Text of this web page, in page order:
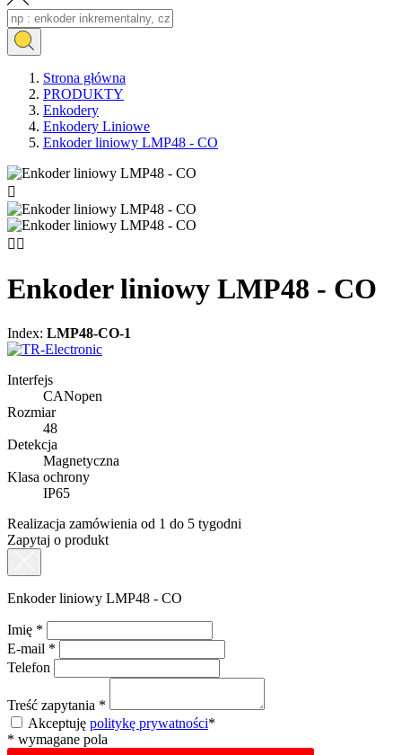
Strona główna
PRODUKTY
Enkodery
Enkodery Liniowe
Enkoder liniowy LMP48 - CO

 
Enkoder liniowy LMP48 - CO
Index: LMP48-CO-1
Interfejs
CANopen
Rozmiar
48
Detekcja
Magnetyczna
Klasa ochrony
IP65
Realizacja zamówienia od 1 do 5 tygodni
Zapytaj o produkt
Enkoder liniowy LMP48 - CO
Imię *
E-mail *
Telefon
Treść zapytania *
Akceptuję politykę prywatności*
* wymagane pola